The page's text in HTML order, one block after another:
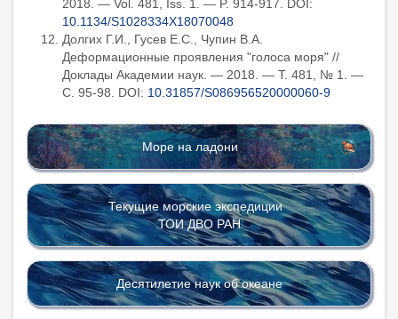
2018. — Vol. 481, Iss. 1. — P. 914-917. DOI:
10.1134/S1028334X18070048
Долгих Г.И., Гусев Е.С., Чупин В.А.
Деформационные проявления "голоса моря" //
Доклады Академии наук. — 2018. — Т. 481, № 1. —
С. 95-98. DOI: 10.31857/S086956520000060-9
Море на ладони
Текущие морские экспедиции
ТОИ ДВО РАН
Десятилетие наук об океане